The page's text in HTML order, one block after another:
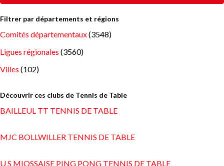
Filtrer par départements et régions
Comités départementaux(3548)
Ligues régionales (3560)
Villes (102)
Découvrir ces clubs de Tennis de Table
BAILLEUL TT TENNIS DE TABLE
MJC BOLLWILLER TENNIS DE TABLE
U S MIOSSAISE PING PONG TENNIS DE TABLE